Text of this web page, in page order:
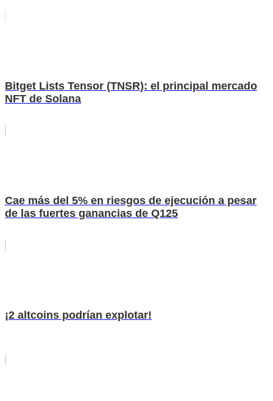
Bitget Lists Tensor (TNSR): el principal mercado
NFT de Solana
Cae más del 5% en riesgos de ejecución a pesar
de las fuertes ganancias de Q125
¡2 altcoins podrían explotar!